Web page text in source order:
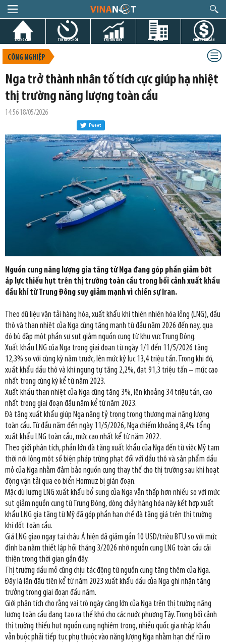
TRANG CHỦ TIN GIỜ CHÓT THỊ TRƯỜNG DỰ ÁN CHỨNG KHOÁN
CÔNG NGHIỆP
Nga trở thành nhân tố tích cực giúp hạ nhiệt
thị trường năng lượng toàn cầu
14:56 18/05/2026
Tweet
Nguồn cung năng lượng gia tăng từ Nga đang góp phần giảm bớt
áp lực thiếu hụt trên thị trường toàn cầu trong bối cảnh xuất khẩu
dầu khí từ Trung Đông suy giảm mạnh vì chiến sự Iran.
Theo dữ liệu vận tải hàng hóa, xuất khẩu khí thiên nhiên hóa lỏng (LNG), dầu
thô và than nhiệt của Nga cùng tăng mạnh từ đầu năm 2026 đến nay, qua
đó bù đắp một phần sự sụt giảm nguồn cung từ khu vực Trung Đông.
Xuất khẩu LNG của Nga trong giai đoạn từ ngày 1/1 đến 11/5/2026 tăng
12,3% so với cùng kỳ năm trước, lên mức kỷ lục 13,4 triệu tấn. Trong khi đó,
xuất khẩu dầu thô và khí ngưng tự tăng 2,2%, đạt 91,3 triệu tấn – mức cao
nhất trong cùng kỳ kể từ năm 2023.
Xuất khẩu than nhiệt của Nga cũng tăng 3%, lên khoảng 34 triệu tấn, cao
nhất trong giai đoạn đầu năm kể từ năm 2023.
Đà tăng xuất khẩu giúp Nga nâng tỷ trọng trong thương mại năng lượng
toàn cầu. Từ đầu năm đến ngày 11/5/2026, Nga chiếm khoảng 8,4% tổng
xuất khẩu LNG toàn cầu, mức cao nhất kể từ năm 2022.
Theo giới phân tích, phần lớn đà tăng xuất khẩu của Nga đến từ việc Mỹ tạm
thời nới lỏng một số biện pháp trừng phạt đối với dầu thô và sản phẩm dầu
mỏ của Nga nhằm đảm bảo nguồn cung thay thế cho thị trường sau khi hoạt
động vận tải qua eo biển Hormuz bị gián đoạn.
Mặc dù lượng LNG xuất khẩu bổ sung của Nga vẫn thấp hơn nhiều so với mức
sụt giảm nguồn cung từ Trung Đông, dòng chảy hàng hóa này kết hợp xuất
khẩu LNG gia tăng từ Mỹ đã góp phần hạn chế đà tăng giá trên thị trường
khí đốt toàn cầu.
Giá LNG giao ngay tại châu Á hiện đã giảm gần 10 USD/triệu BTU so với mức
đỉnh ba năm thiết lập hồi tháng 3/2026 nhờ nguồn cung LNG toàn cầu cải
thiện trong thời gian gần đây.
Thị trường dầu mỏ cũng chịu tác động từ nguồn cung tăng thêm của Nga.
Đây là lần đầu tiên kể từ năm 2023 xuất khẩu dầu của Nga ghi nhận tăng
trưởng trong giai đoạn đầu năm.
Giới phân tích cho rằng vai trò ngày càng lớn của Nga trên thị trường năng
lượng toàn cầu đang tạo ra thế khó cho các nước phương Tây. Trong bối cảnh
thị trường thiếu hụt nguồn cung nghiêm trọng, nhiều quốc gia nhập khẩu
vẫn buộc phải tiếp tục phụ thuộc vào năng lượng Nga nhằm hạn chế rủi ro